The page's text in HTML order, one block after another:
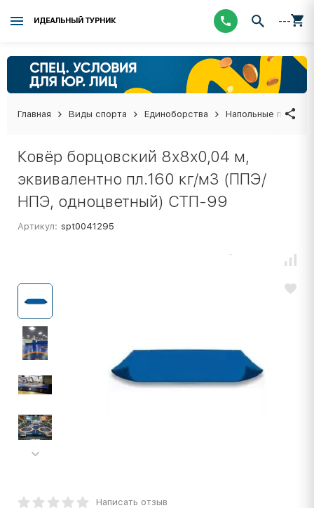
ИДЕАЛЬНЫЙ ТУРНИК ---
Главная Виды спорта Единоборства Напольные
Ковёр борцовский 8х8х0,04 м,
эквивалентно пл.160 кг/м3 (ППЭ/
НПЭ, одноцветный) СТП-99
Артикул: spt0041295
Написать отзыв